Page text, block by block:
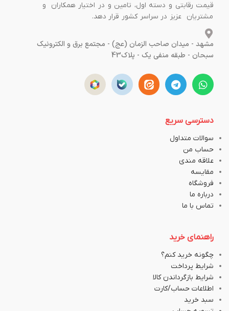
قیمت رقابتی و دسته اول، تامین و در اختیار همکاران و
مشتریان عزیز در سراسر کشور قرار دهد.
مشهد - میدان صاحب الزمان (عج) - مجتمع برق و الکترونیک
سبحان - طبقه منفی یک - پلاک43
دسترسی سریع
سوالات متداول
حساب من
علاقه مندی
مقایسه
فروشگاه
درباره ما
تماس با ما
راهنمای خرید
چگونه خرید کنم؟
شرایط پرداخت
شرایط بازگرداندن کالا
اطلاعات حساب/کارت
سبد خرید